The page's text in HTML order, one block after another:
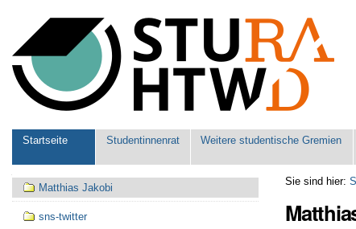
Werkzeuge
Sektionen
Startseite Studentinnenrat Weitere studentische Gremien
Sie sind hier:
Navigation
Matthias Jakobi
sns-twitter